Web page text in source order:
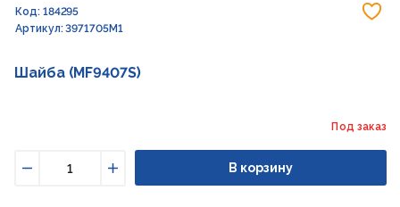
Код: 184295
Артикул: 3971705M1
Шайба (MF9407S)
Под заказ
Увеличить
В корзину